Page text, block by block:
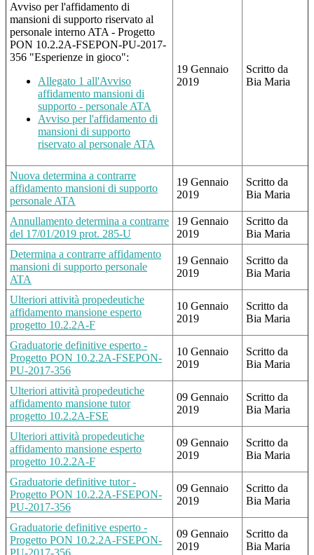
Avviso per l'affidamento di
mansioni di supporto riservato al
personale interno ATA - Progetto
PON 10.2.2A-FSEPON-PU-2017-
356 "Esperienze in gioco":
Allegato 1 all'Avviso
affidamento mansioni di
supporto - personale ATA
Avviso per l'affidamento di
mansioni di supporto
riservato al personale ATA
19 Gennaio
2019
Scritto da
Bia Maria
Nuova determina a contrarre
affidamento mansioni di supporto
personale ATA
19 Gennaio
2019
Scritto da
Bia Maria
Annullamento determina a contrarre
del 17/01/2019 prot. 285-U
19 Gennaio
2019
Scritto da
Bia Maria
Determina a contrarre affidamento
mansioni di supporto personale
ATA
19 Gennaio
2019
Scritto da
Bia Maria
Ulteriori attività propedeutiche
affidamento mansione esperto
progetto 10.2.2A-F
10 Gennaio
2019
Scritto da
Bia Maria
Graduatorie definitive esperto -
Progetto PON 10.2.2A-FSEPON-
PU-2017-356
10 Gennaio
2019
Scritto da
Bia Maria
Ulteriori attività propedeutiche
affidamento mansione tutor
progetto 10.2.2A-FSE
09 Gennaio
2019
Scritto da
Bia Maria
Ulteriori attività propedeutiche
affidamento mansione esperto
progetto 10.2.2A-F
09 Gennaio
2019
Scritto da
Bia Maria
Graduatorie definitive tutor -
Progetto PON 10.2.2A-FSEPON-
PU-2017-356
09 Gennaio
2019
Scritto da
Bia Maria
Graduatorie definitive esperto -
Progetto PON 10.2.2A-FSEPON-
09 Gennaio
2019
Scritto da
Bia Maria